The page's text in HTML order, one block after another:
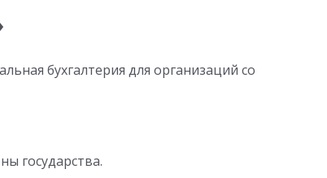
бухгалтерия для организаций со
государства.